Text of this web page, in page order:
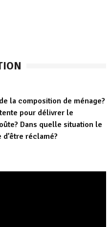
la composition de ménage?
pour délivrer le
Dans quelle situation le
réclamé?